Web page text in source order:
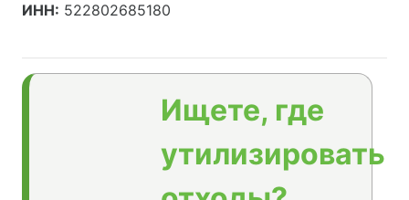
ИНН: 522802685180
Ищете, где
утилизировать